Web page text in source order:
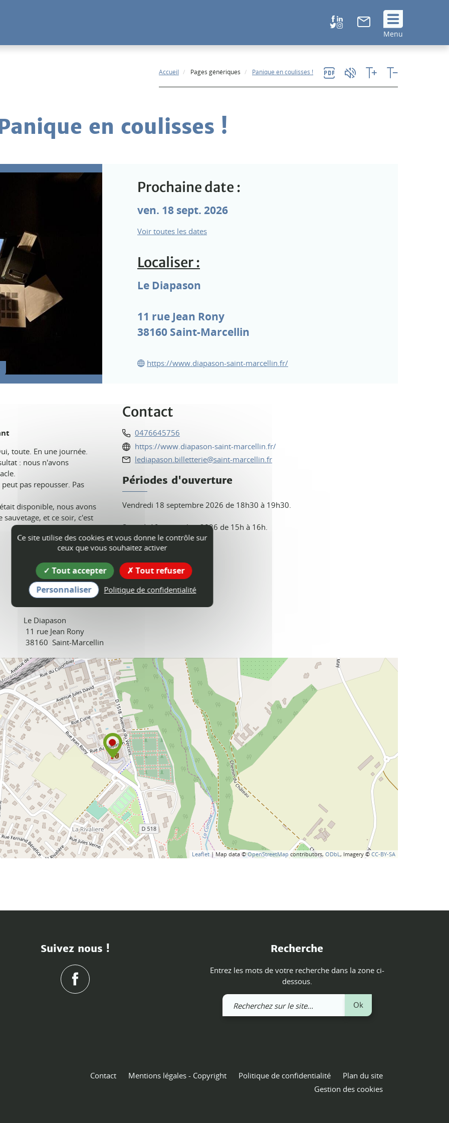
Suivez
!
Menu
Accueil Pages génériques Panique en coulisses !
en coulisses !
Prochaine date :
ven. 18 sept. 2026
Voir toutes les dates
Localiser :
Le Diapason
11 rue Jean Rony
38160 Saint-Marcellin
https://www.diapason-saint-marcellin.fr/
toute. En une journée.
: nous n'avons
pas repousser. Pas
disponible, nous avons
et ce soir, c'est
Contact
0476645756
https://www.diapason-saint-marcellin.fr/
lediapason.billetterie@saint-marcellin.fr
Périodes d'ouverture
Vendredi 18 septembre 2026 de 18h30 à 19h30.
Samedi 19 septembre 2026 de 15h à 16h.
Tarif
Gratuit.
Le Diapason
11 rue Jean Rony
38160 Saint-Marcellin
Leaflet| Map data ©OpenStreetMap contributors, ODbL, Imagery © CC-BY-SA
Suivez nous ! Recherche
Entrez les mots de votre recherche dans la zone ci-
dessous.
Recherchez
sur
Ok
Contact Mentions légales - Copyright Politique de confidentialité
Plan du site
Gestion des cookies
Ce site utilise des cookies et vous donne le contrôle sur
ceux que vous souhaitez activer
Tout accepter
Tout refuser
Personnaliser
Politique de confidentialité